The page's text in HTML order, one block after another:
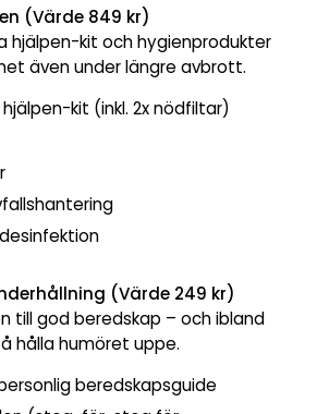
(Värde 849 kr)
hjälpen-kit och hygienprodukter
även under längre avbrott.
kit (inkl. 2x nödfiltar)
(Värde 249 kr)
till god beredskap – och ibland
hålla humöret uppe.
beredskapsguide